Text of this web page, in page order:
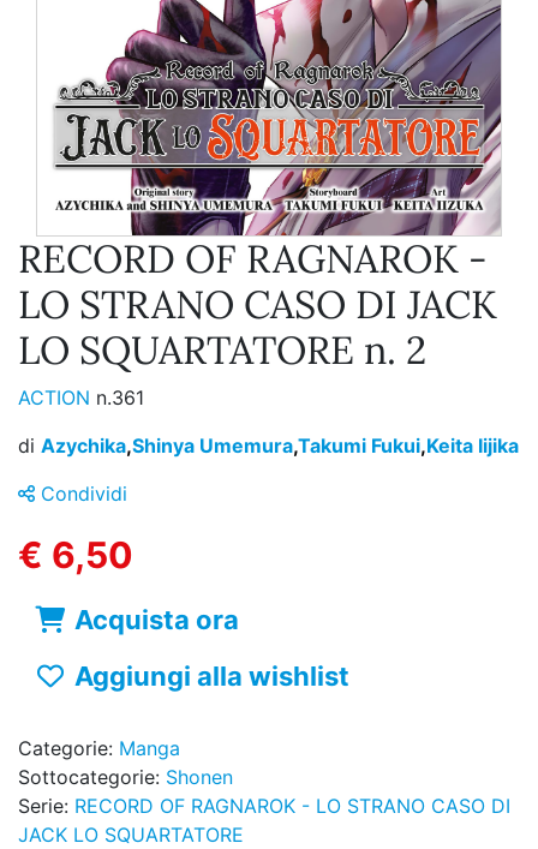
RECORD OF RAGNAROK -
LO STRANO CASO DI JACK
LO SQUARTATORE n. 2
ACTION n.361
di Azychika,Shinya Umemura,Takumi Fukui,Keita Iijika
Condividi
€ 6,50
Acquista ora
Aggiungi alla wishlist
Categorie: Manga
Sottocategorie: Shonen
Serie: RECORD OF RAGNAROK - LO STRANO CASO DI
JACK LO SQUARTATORE